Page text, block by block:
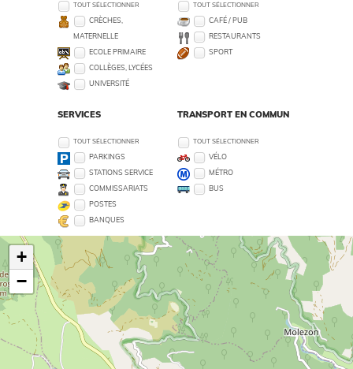
TOUT SÉLECTIONNER
CRÈCHES,
MATERNELLE
ECOLE PRIMAIRE
COLLÈGES, LYCÉES
UNIVERSITÉ
TOUT SÉLECTIONNER
CAFÉ / PUB
RESTAURANTS
SPORT
SERVICES
TOUT SÉLECTIONNER
PARKINGS
STATIONS SERVICE
COMMISSARIATS
POSTES
BANQUES
TRANSPORT EN COMMUN
TOUT SÉLECTIONNER
VÉLO
MÉTRO
BUS
+
−